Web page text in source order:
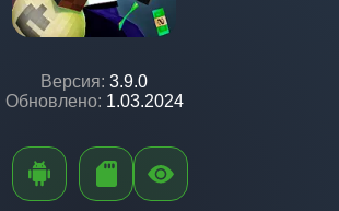
Версия: 3.9.0
Обновлено: 1.03.2024